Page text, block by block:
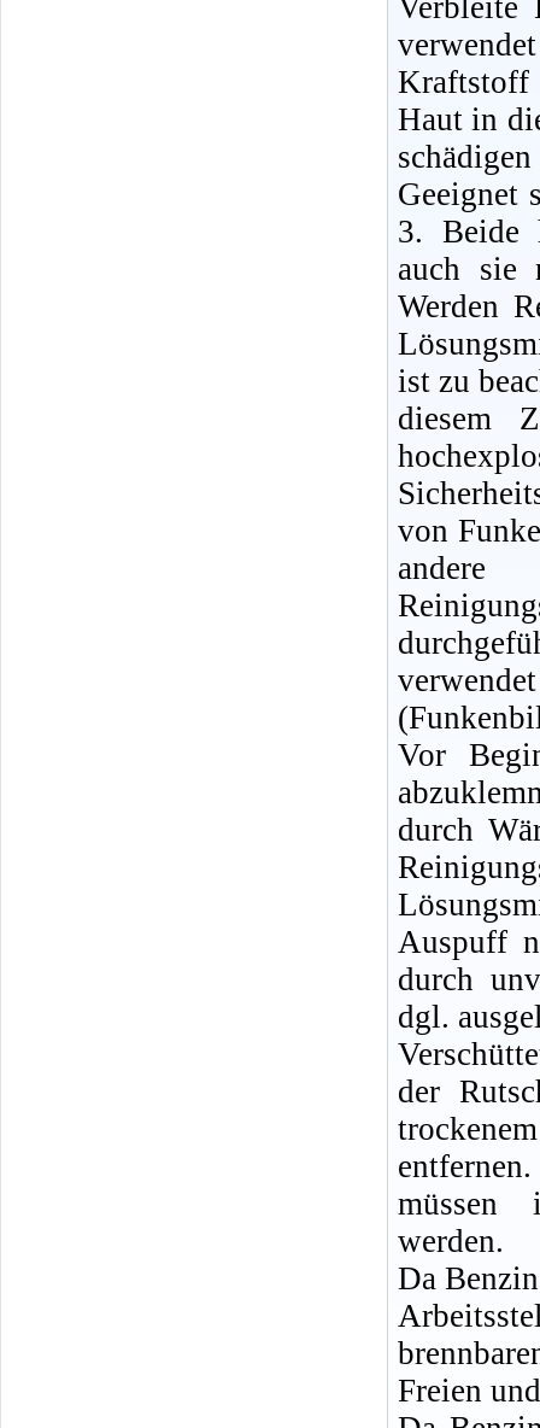
Haut in
Geeignet
3. Beide
auch sie
Werden
ist zu
diesem
von
Vor
durch
Auspuff
durch
dgl.
der
müssen
werden.
Da
Freien